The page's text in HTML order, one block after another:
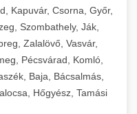
Kapuvár, Csorna, Győr,
Szombathely, Ják,
Zalalövő, Vasvár,
Pécsvárad, Komló,
Baja, Bácsalmás,
Hőgyész, Tamási